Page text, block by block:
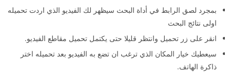
بمجرد لصق الرابط في أداة البحث سيظهر لك الفيديو الذي اردت تحميله
اولى نتائج البحث
انقر على زر تحميل وانتظر قليلا حتى يكتمل تحميل مقاطع الفيديو.
سيعطيك خيار المكان الذي ترغب ان تضع به الفيديو بعد تحميله اختر
ذاكرة الهاتف.